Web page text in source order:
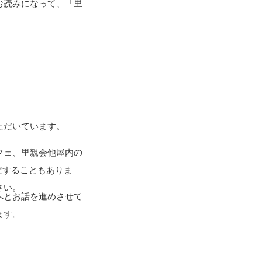
みになって、「里
いています。
ェ、里親会他屋内の
ることもありま
。
お話を進めさせて
。